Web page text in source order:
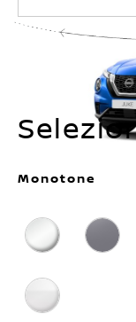
Combinato (WLTP)
4,7 l/100 km
Potenza max
105 (143)
Monotone